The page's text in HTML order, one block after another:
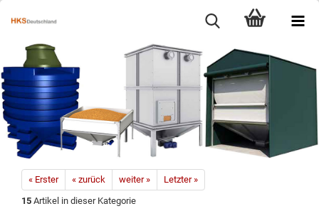
« Erster « zurück weiter »
Letzter »
15 Artikel in dieser Kategorie